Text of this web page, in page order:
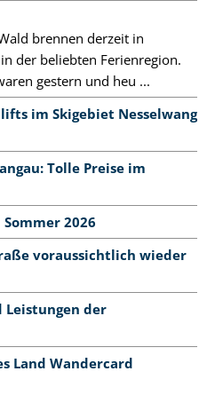
brennen derzeit in
der beliebten Ferienregion.
gestern und heu ...
im Skigebiet Nesselwang
Tolle Preise im
2026
voraussichtlich wieder
Leistungen der
Land Wandercard